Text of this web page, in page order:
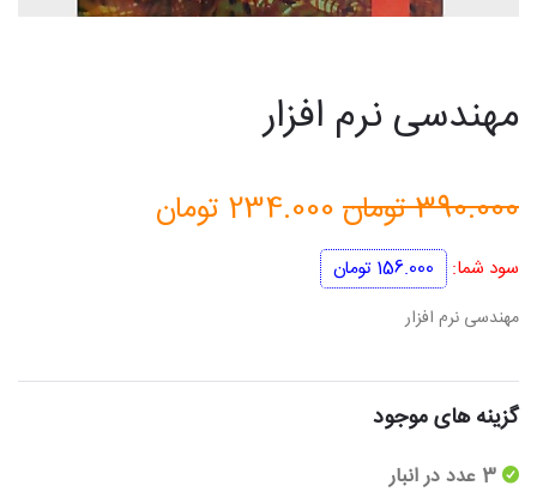
مهندسی نرم افزار
390.000تومانقیمت
اصلی
234.000 تومان
سود شما: 156.000 تومان
مهندسی نرم افزار
گزینه های موجود